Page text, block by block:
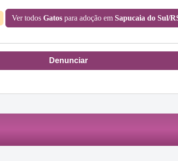
Ver todos Gatos para adoção em Sapucaia do Sul/
Denunciar